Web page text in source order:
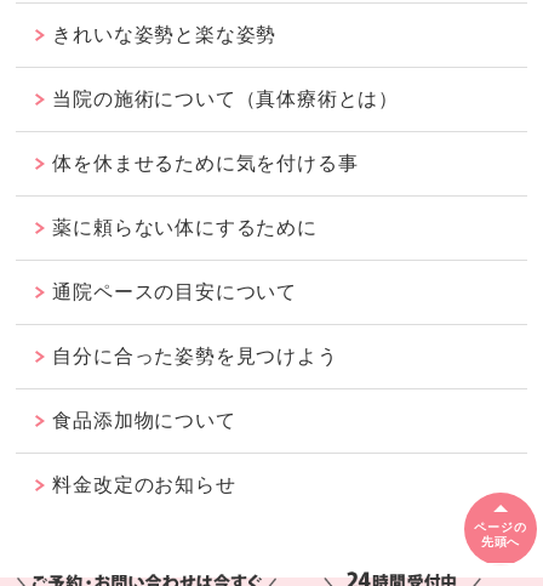
きれいな姿勢と楽な姿勢
当院の施術について（真体療術とは）
体を休ませるために気を付ける事
薬に頼らない体にするために
通院ペースの目安について
自分に合った姿勢を見つけよう
食品添加物について
料金改定のお知らせ
ページの
先頭へ